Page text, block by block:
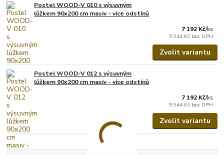
Postel WOOD-V 010 s výsuvným
lůžkem 90x200 cm masiv - více odstínů
7 192 Kč/ks
5 944 Kč bez DPH
Zvolit variantu
Postel WOOD-V 012 s výsuvným
lůžkem 90x200 cm masiv - více odstínů
7 192 Kč/ks
5 944 Kč bez DPH
Zvolit variantu